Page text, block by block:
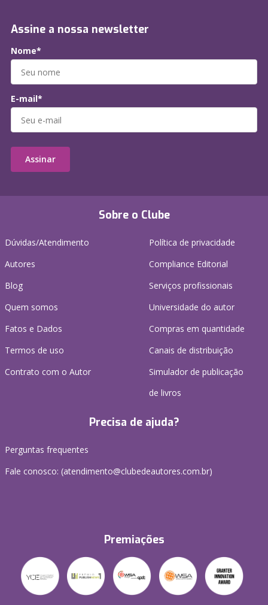
Sobre o Clube
Dúvidas/Atendimento
Autores
Blog
Quem somos
Fatos e Dados
Termos de uso
Contrato com o Autor
Política de privacidade
Compliance Editorial
Serviços profissionais
Universidade do autor
Compras em quantidade
Canais de distribuição
Simulador de publicação
de livros
Precisa de ajuda?
Perguntas frequentes
Fale conosco: (atendimento@clubedeautores.com.br)
Premiações
Assine a nossa newsletter
Nome*
E-mail*
Assinar